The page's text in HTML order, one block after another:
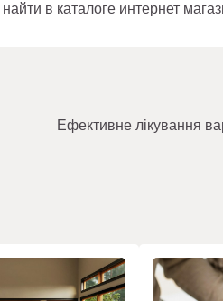
в каталоге интернет
Ефективне лікування